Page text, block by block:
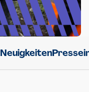
Neuigkeiten